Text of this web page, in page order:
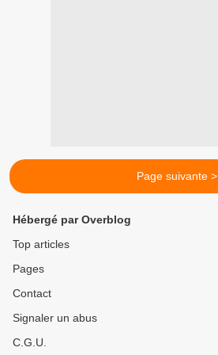
Page suivante >
Hébergé par Overblog
Top articles
Pages
Contact
Signaler un abus
C.G.U.